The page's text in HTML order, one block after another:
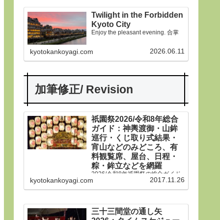
Twilight in the Forbidden
Kyoto City
Enjoy the pleasant evening. 合掌
kyotokankoyagi.com 2026.06.11
加筆修正/ Revision
祇園祭2026/令和8年総合
ガイド：神輿渡御・山鉾
巡行・くじ取り式結果・
宵山などのみどころ、有
料観覧席、屋台、日程・
粽・鉾立などを網羅
2026/令和8年祇園祭の総合ガイド
です。本年は神輿渡御、山鉾巡
行・神輿渡御などの行事の日程、
生稚児や久世駒形稚児、各山鉾や
kyotokankoyagi.com 2017.11.26
三十三間堂の通し矢